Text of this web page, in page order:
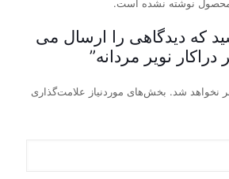
ها
ممکن
در
محصول نوشته نشده است.
که دیدگاهی را ارسال می
نویر مردانه”
نخواهد شد. بخش‌های موردنیاز علامت‌گذاری